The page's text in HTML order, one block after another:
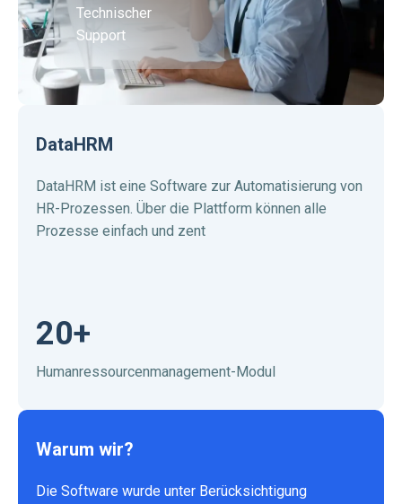
Technischer
Support
DataHRM
DataHRM ist eine Software zur Automatisierung von
HR-Prozessen. Über die Plattform können alle
Prozesse einfach und zent
20+
Humanressourcenmanagement-Modul
Warum wir?
Die Software wurde unter Berücksichtigung